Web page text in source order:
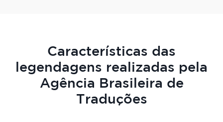
Características das
legendagens realizadas pela
Agência Brasileira de
Traduções